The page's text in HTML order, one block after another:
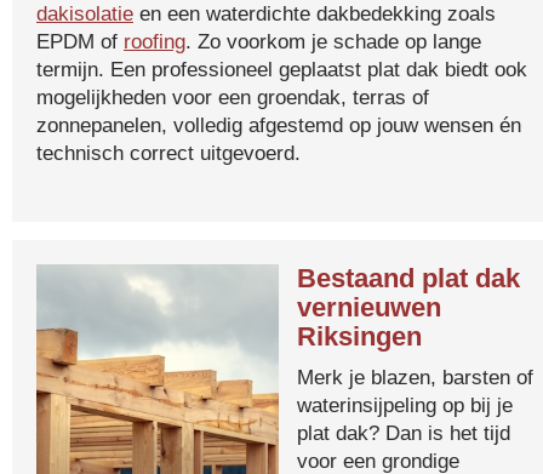
dakisolatie en een waterdichte dakbedekking zoals
EPDM of roofing. Zo voorkom je schade op lange
termijn. Een professioneel geplaatst plat dak biedt ook
mogelijkheden voor een groendak, terras of
zonnepanelen, volledig afgestemd op jouw wensen én
technisch correct uitgevoerd.
Bestaand plat dak
vernieuwen
Riksingen
Merk je blazen, barsten of
waterinsijpeling op bij je
plat dak? Dan is het tijd
voor een grondige